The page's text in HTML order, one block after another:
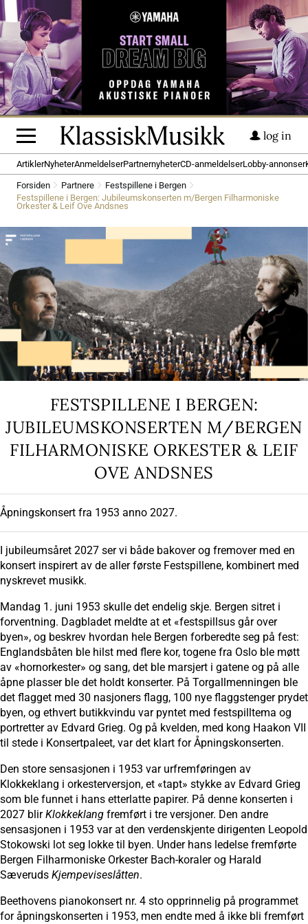
log in
ArtiklerNyheterAnmeldelserPartnernyheterCD-anmeldelserLobby-annonser
Forsiden Partnere
Festspillene i Bergen
Festspillene i Bergen: Jubileumskonserten m/Bergen Filharmoniske
Orkester & Leif Ove Andsnes
FESTSPILLENE I BERGEN:
JUBILEUMSKONSERTEN M/BERGEN
FILHARMONISKE ORKESTER & LEIF
OVE ANDSNES
Åpningskonsert fra 1953 anno 2027.
I jubileumsåret 2027 ser vi både bakover og fremover med en
konsert inspirert av de aller første Festspillene, kombinert med
nyskrevet musikk.
Mandag 1. juni 1953 skulle det endelig skje. Bergen sitret i
forventning. Dagbladet meldte at et «festspillsus går over
byen», og beskrev hvordan hele Bergen forberedte seg på fest:
Englandsbåten ble hilst med flere kor, togene fra Oslo ble møtt
av «hornorkester» og sang, det ble marsjert i gatene og på alle
åpne plasser ble det holdt konserter. På Torgallmenningen ble
det flagget med 30 nasjoners flagg, 100 nye flaggstenger prydet
byen, og ethvert butikkvindu var pyntet med festspilltema og
portretter av Edvard Grieg. Og på kvelden, med kong Haakon VII
til stede i Konsertpaleet, var det klart for Åpningskonserten.
Den store sensasjonen i 1953 var urfremføringen av
Klokkeklang i orkesterversjon, et «tapt» stykke av Edvard Grieg
som ble funnet i hans etterlatte papirer. På denne konserten i
2027 blirKlokkeklang fremført i tre versjoner. Den andre
sensasjonen i 1953 var at den verdenskjente dirigenten Leopold
Stokowski lot seg lokke til byen. Under hans ledelse fremførte
Bergen Filharmoniske Orkester Bach-koraler og Harald
Sæveruds Kjempeviseslåtten.
Beethovens pianokonsert nr. 4 sto opprinnelig på programmet
for åpningskonserten i 1953, men endte med å ikke bli fremført